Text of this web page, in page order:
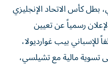
كأس الاتحاد الإنجليزي
رسمياً عن تعيين
للإسباني بيب غوارديولا،
تسوية مالية مع تشيلسي،